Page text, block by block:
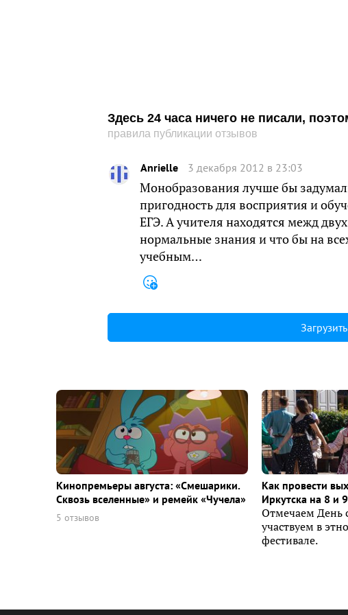
Здесь 24 часа ничего не писали,
правила публикации отзывов
Anrielle 3 декабря 2012 в 23:03
Монобразования лучше бы
пригодность для восприятия и
ЕГЭ. А учителя находятся межд
нормальные знания и что бы на
учебным…
Кинопремьеры августа: «Смешарики.
Сквозь вселенные» и ремейк «Чучела»
5 отзывов
Как провести
Иркутска на 8 и
Отмечаем День
участвуем в
фестивале.